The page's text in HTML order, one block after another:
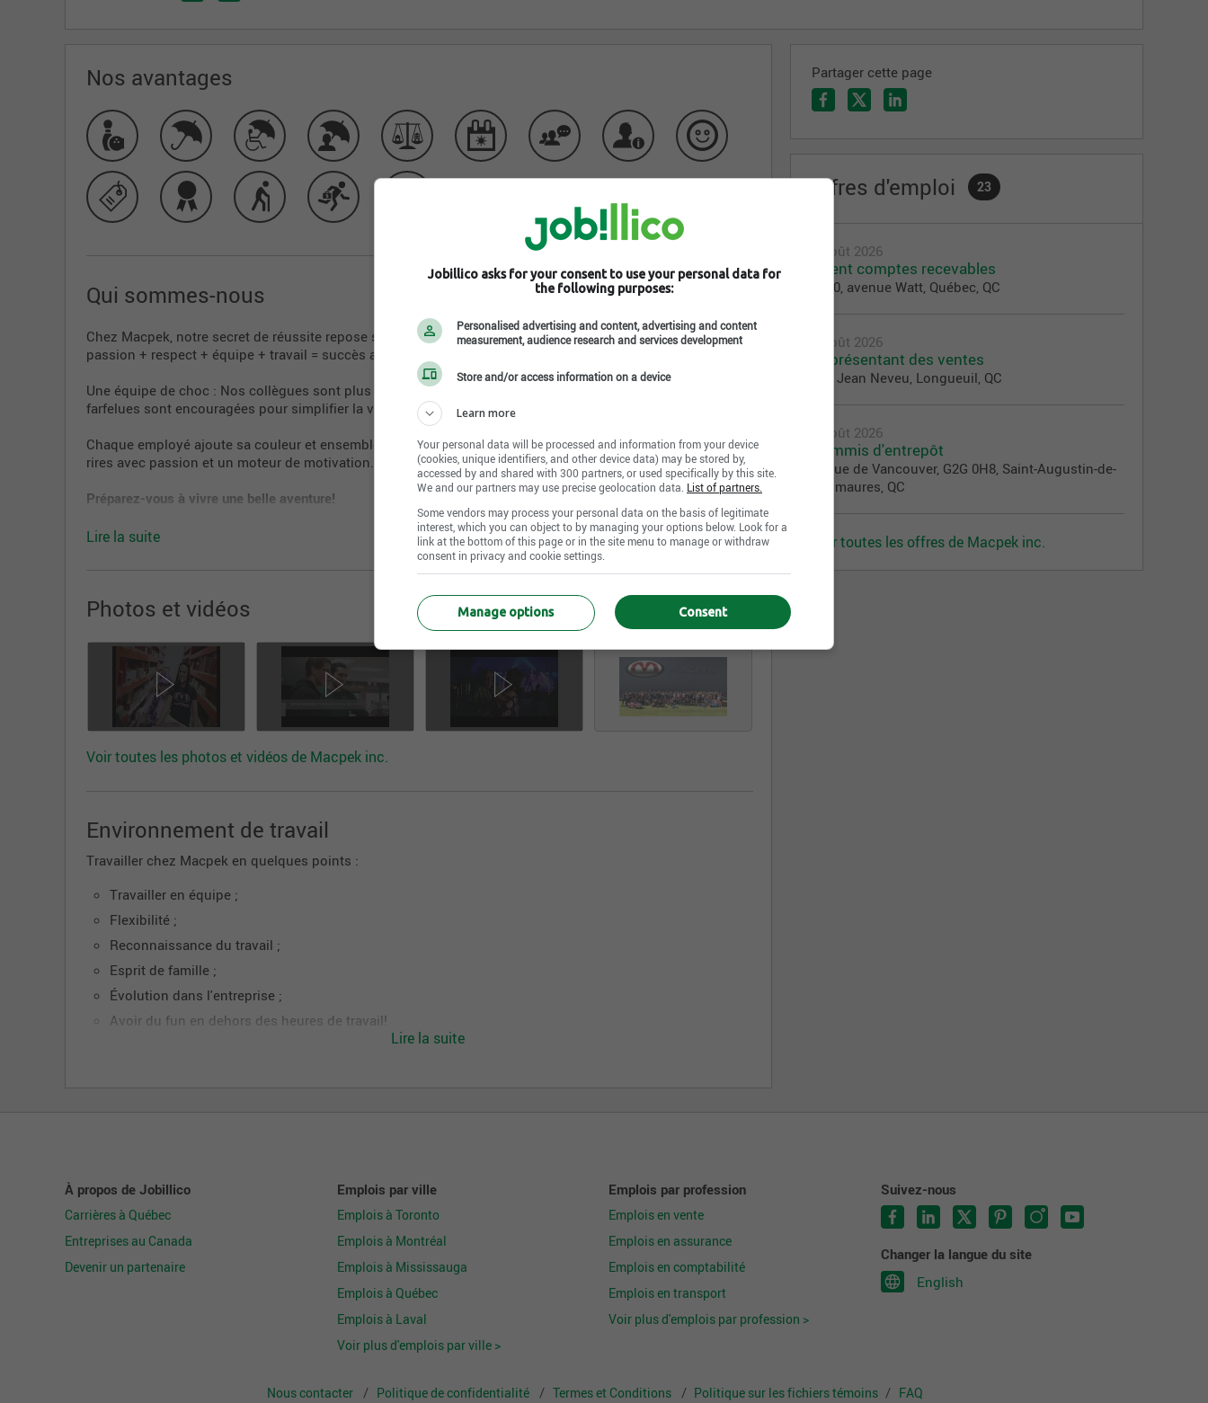
Nos avantages
Qui sommes-nous
Chez Macpek, notre secret de réussite repose sur une formule magique :
passion + respect + équipe + travail = succès assuré.
Une équipe de choc : Nos collègues sont plus soudés qu'un attelage de semi-remorques et les idées
farfelues sont encouragées pour simplifier la vie de nos clients.
Chaque employé ajoute sa couleur et ensemble, nous traçons la route vers un avenir plein de défis et de
rires avec passion et un moteur de motivation.
Préparez-vous à vivre une belle aventure!
Lire la suite
Photos et vidéos
Voir toutes les photos et vidéos de Macpek inc.
Environnement de travail
Travailler chez Macpek en quelques points :
Travailler en équipe ;
Flexibilité ;
Reconnaissance du travail ;
Esprit de famille ;
Évolution dans l'entreprise ;
Avoir du fun en dehors des heures de travail!
Lire la suite
Partager cette page
Offres d'emploi 23
7 août 2026
Agent comptes recevables
2970, avenue Watt, Québec, QC
7 août 2026
Représentant des ventes
956 Jean Neveu, Longueuil, QC
7 août 2026
Commis d'entrepôt
85 rue de Vancouver, G2G 0H8, Saint-Augustin-de-
Desmaures, QC
Voir toutes les offres de Macpek inc.
À propos de Jobillico
Carrières à Québec
Entreprises au Canada
Devenir un partenaire
Emplois par ville
Emplois à Toronto
Emplois à Montréal
Emplois à Mississauga
Emplois à Québec
Emplois à Laval
Voir plus d'emplois par ville >
Emplois par profession
Emplois en vente
Emplois en assurance
Emplois en comptabilité
Emplois en transport
Voir plus d'emplois par profession >
Suivez-nous
Changer la langue du site
English
Nous contacter Politique de confidentialité Termes et Conditions Politique sur les fichiers témoins FAQ
Jobillico asks for your consent to use your personal data for
the following purposes:
Personalised advertising and content, advertising and content
measurement, audience research and services development
Store and/or access information on a device
Learn more
Your personal data will be processed and information from your device
(cookies, unique identifiers, and other device data) may be stored by,
accessed by and shared with 300 partners, or used specifically by this site.
We and our partners may use precise geolocation data. List of partners.
Some vendors may process your personal data on the basis of legitimate
interest, which you can object to by managing your options below. Look for a
link at the bottom of this page or in the site menu to manage or withdraw
consent in privacy and cookie settings.
Consent
Manage options